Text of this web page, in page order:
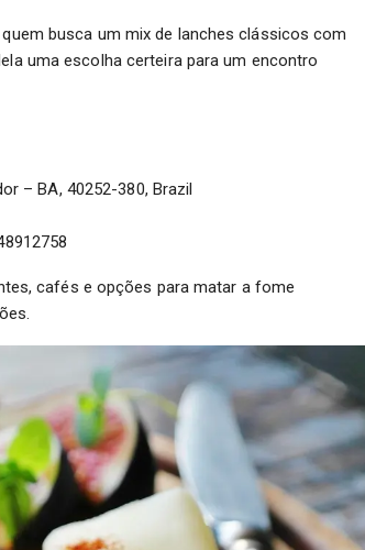
busca um mix de lanches clássicos com
uma escolha certeira para um encontro
– BA, 40252-380, Brazil
cafés e opções para matar a fome